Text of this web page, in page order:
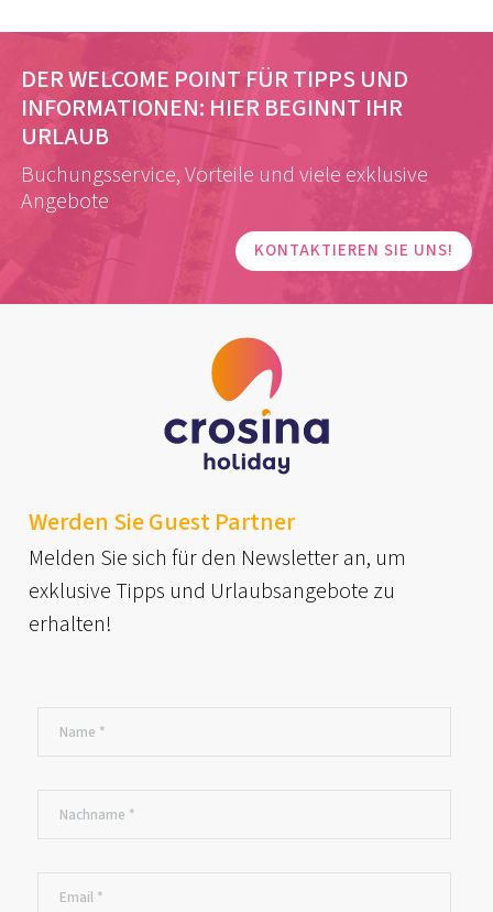
DER WELCOME POINT FÜR TIPPS UND
INFORMATIONEN: HIER BEGINNT IHR
URLAUB
Buchungsservice, Vorteile und viele exklusive
Angebote
KONTAKTIEREN SIE UNS!
Werden Sie Guest Partner
Melden Sie sich für den Newsletter an, um
exklusive Tipps und Urlaubsangebote zu
erhalten!